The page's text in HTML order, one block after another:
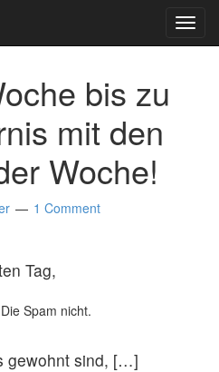
bis zu
mit den
Woche!
1 Comment
Tag,
Spam nicht.
gewohnt sind, […]